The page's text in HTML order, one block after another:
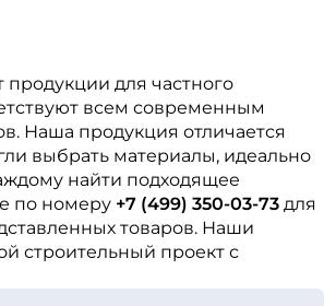
для частного
всем современным
Наша продукция отличается
выбрать материалы, идеально
найти подходящее
по номеру +7 (499) 350-03-73 для
товаров. Наши
строительный проект с